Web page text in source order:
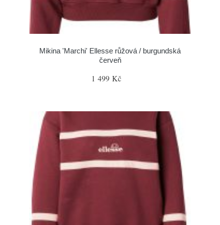
Mikina 'Marchi' Ellesse růžová / burgundská
červeň
1 499 Kč